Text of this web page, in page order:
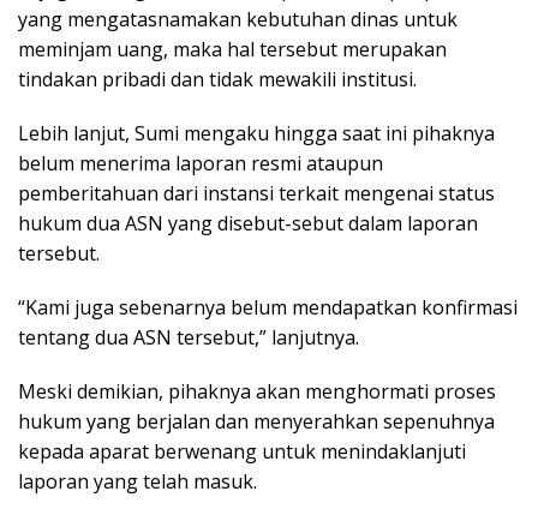
yang mengatasnamakan kebutuhan dinas untuk
meminjam uang, maka hal tersebut merupakan
tindakan pribadi dan tidak mewakili institusi.
Lebih lanjut, Sumi mengaku hingga saat ini pihaknya
belum menerima laporan resmi ataupun
pemberitahuan dari instansi terkait mengenai status
hukum dua ASN yang disebut-sebut dalam laporan
tersebut.
“Kami juga sebenarnya belum mendapatkan konfirmasi
tentang dua ASN tersebut,” lanjutnya.
Meski demikian, pihaknya akan menghormati proses
hukum yang berjalan dan menyerahkan sepenuhnya
kepada aparat berwenang untuk menindaklanjuti
laporan yang telah masuk.